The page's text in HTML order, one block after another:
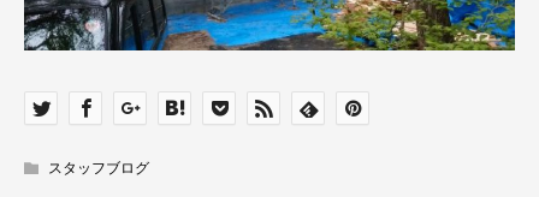
スタッフブログ